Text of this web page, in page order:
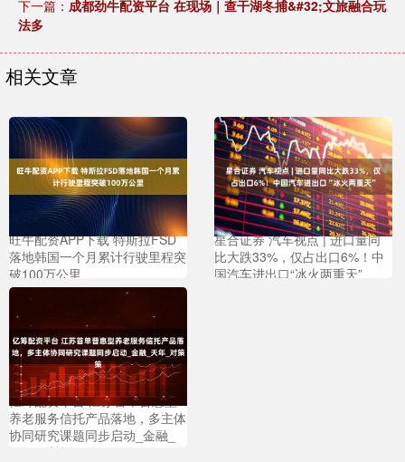
下一篇： 成都劲牛配资平台 在现场｜查干湖冬捕&#32;文旅融合玩
法多
相关文章
旺牛配资APP下载 特斯拉FSD
落地韩国一个月累计行驶里程突
破100万公里
星合证券 汽车视点 | 进口量同
比大跌33%，仅占出口6%！中
国汽车进出口“冰火两重天”
亿筹配资平台 江苏首单普惠型
养老服务信托产品落地，多主体
协同研究课题同步启动_金融_
天年_对策